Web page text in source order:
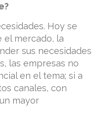
Hoy se
el mercado, la
sus necesidades
las empresas no
en el tema; si a
canales, con
mayor